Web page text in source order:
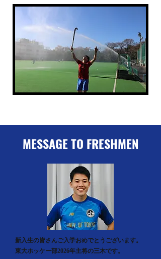
MESSAGE TO FRESHMEN
新入生の皆さんご入学おめでとうございます。
東大ホッケー部2026年主将の三木です。